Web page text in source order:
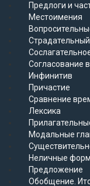
Предлоги и
Местоимения
Согласование
Инфинитив
Причастие
Сравнение
Лексика
Модальные
Неличные
Предложение
Обобщение.